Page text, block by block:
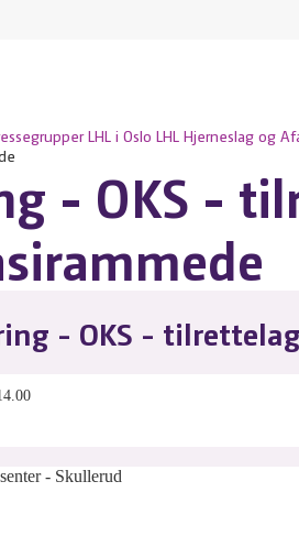
LHL i Oslo LHL Hjerneslag og
- OKS -
- OKS -
- Skullerud